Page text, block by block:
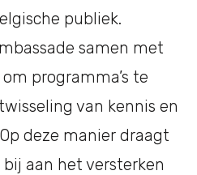
publiek.
samen met
programma’s te
van kennis en
deze manier draagt
bij aan het versterken